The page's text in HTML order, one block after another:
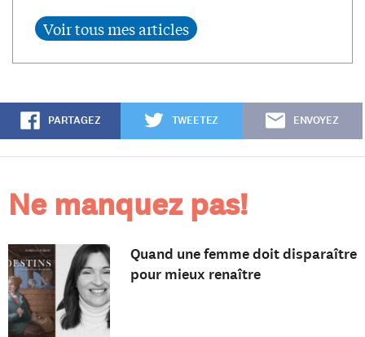
PARTAGEZ TWEETEZ ENVOYEZ
Ne manquez pas!
Quand une femme doit disparaître
pour mieux renaître